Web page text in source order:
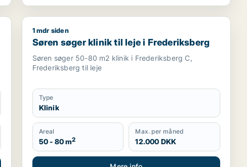
Søren søger klinik til leje i Frederiksberg
1 mdr siden
Søren søger klinik til leje i Frederiksberg
Søren søger 50-80 m2 klinik i Frederiksberg C,
Frederiksberg til leje
Type
Klinik
Areal
50 - 80 m2
Max. per måned
12.000 DKK